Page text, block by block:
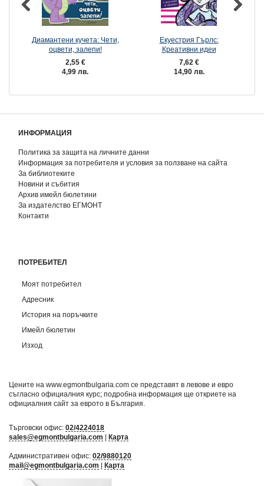
Диамантени кучета: Чети,
оцвети, залепи!
2,55 €
4,99 лв.
Екуестрия Гърлс:
Креативни идеи
7,62 €
14,90 лв.
ИНФОРМАЦИЯ
Политика за защита на личните данни
Информация за потребителя и условия за ползване на сайта
За библиотеките
Новини и събития
Архив имейл бюлетини
За издателство ЕГМОНТ
Контакти
ПОТРЕБИТЕЛ
Моят потребител
Адресник
История на поръчките
Имейл бюлетин
Изход
Цените на www.egmontbulgaria.com се представят в левове и евро
съгласно официалния курс; подробна информация ще откриете на
официалния сайт за еврото в България
Търговски офис: 02/4224018
sales@egmontbulgaria.com
Карта
Административен офис: 02/9880120
mail@egmontbulgaria.com
Карта